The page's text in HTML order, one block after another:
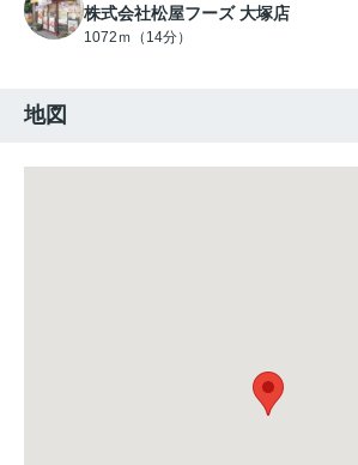
株式会社松屋フーズ 大塚店
1072ｍ（14分）
地図